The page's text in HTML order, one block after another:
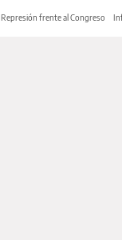
Represión frente al Congreso